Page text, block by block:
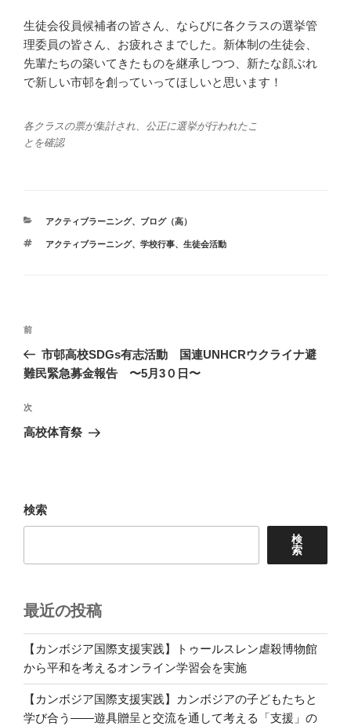
生徒会役員候補者の皆さん、ならびに各クラスの選挙管
理委員の皆さん、お疲れさまでした。新体制の生徒会、
先輩たちの築いてきたものを継承しつつ、新たな顔ぶれ
で新しい市邨を創っていってほしいと思います！
各クラスの票が集計され、公正に選挙が行われたこ
とを確認
カ
ゴ
アクティブラーニング、 ブログ（高）
タ
アクティブラーニング、 学校行事、 生徒会活動
投
ナ
ゲ
ー
前
の
投
前
市邨高校SDGs有志活動 国連UNHCRウクライナ避
難民緊急募金報告 〜5月3０日〜
次
の
次
高校体育祭
検索
検
索
最近の投稿
【カンボジア国際支援実践】トゥールスレン虐殺博物館
から平和を考えるオンライン学習会を実施
【カンボジア国際支援実践】カンボジアの子どもたちと
学び合う――遊具贈呈と交流を通して考える「支援」の